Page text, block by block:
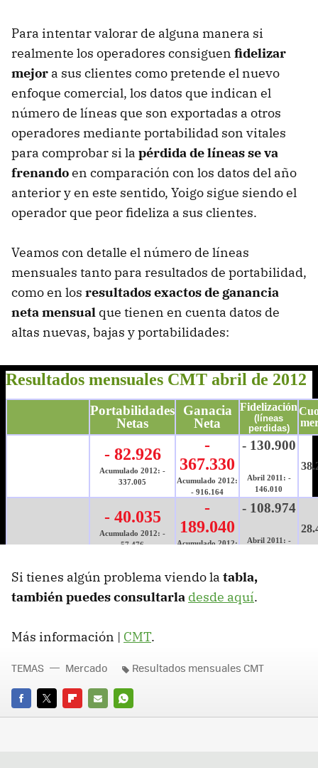
Para intentar valorar de alguna manera si
realmente los operadores consiguen fidelizar
mejor a sus clientes como pretende el nuevo
enfoque comercial, los datos que indican el
número de líneas que son exportadas a otros
operadores mediante portabilidad son vitales
para comprobar si la pérdida de líneas se va
frenandoen comparación con los datos del año
anterior y en este sentido, Yoigo sigue siendo el
operador que peor fideliza a sus clientes.
Veamos con detalle el número de líneas
mensuales tanto para resultados de portabilidad,
como en los resultados exactos de ganancia
neta mensual que tienen en cuenta datos de
altas nuevas, bajas y portabilidades:
Si tienes algún problema viendo la tabla,
también puedes consultarla desde aquí.
Más información | CMT.
FACEBOOK
TWITTERFLIPBOARD
E-
WHATSAPP
TEMAS Mercado Resultados mensuales CMT